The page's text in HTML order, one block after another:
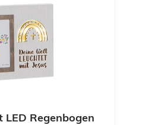
Regenbogen